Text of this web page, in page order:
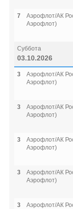
7
Аэрофлот/АК
Аэрофлот)
Суббота
03.10.2026
3
Аэрофлот/АК
Аэрофлот)
3
Аэрофлот/АК
Аэрофлот)
3
Аэрофлот/АК
Аэрофлот)
3
Аэрофлот/АК
Аэрофлот)
3
Аэрофлот/АК